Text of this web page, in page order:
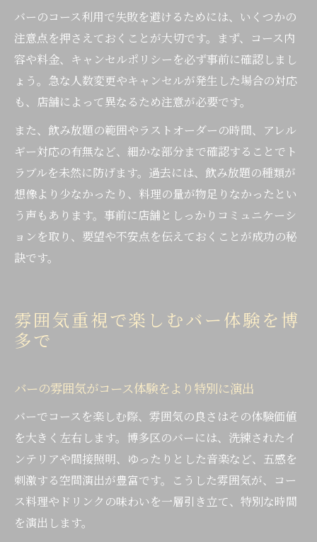
バーのコース利用で失敗を避けるためには、いくつかの
注意点を押さえておくことが大切です。まず、コース内
容や料金、キャンセルポリシーを必ず事前に確認しまし
ょう。急な人数変更やキャンセルが発生した場合の対応
も、店舗によって異なるため注意が必要です。
また、飲み放題の範囲やラストオーダーの時間、アレル
ギー対応の有無など、細かな部分まで確認することでト
ラブルを未然に防げます。過去には、飲み放題の種類が
想像より少なかったり、料理の量が物足りなかったとい
う声もあります。事前に店舗としっかりコミュニケーシ
ョンを取り、要望や不安点を伝えておくことが成功の秘
訣です。
雰囲気重視で楽しむバー体験を博
多で
バーの雰囲気がコース体験をより特別に演出
バーでコースを楽しむ際、雰囲気の良さはその体験価値
を大きく左右します。博多区のバーには、洗練されたイ
ンテリアや間接照明、ゆったりとした音楽など、五感を
刺激する空間演出が豊富です。こうした雰囲気が、コー
ス料理やドリンクの味わいを一層引き立て、特別な時間
を演出します。